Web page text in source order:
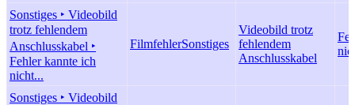
Sonstiges ‣ Videobild
trotz fehlendem
Anschlusskabel ‣
Fehler kannte ich
nicht...
FilmfehlerSonstiges
Videobild trotz
fehlendem
Anschlusskabel
Sonstiges ‣ Videobild